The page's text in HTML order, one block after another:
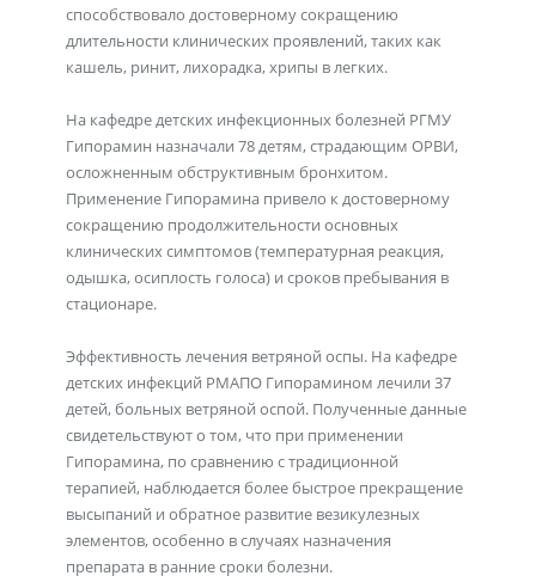
способствовало достоверному сокращению
длительности клинических проявлений, таких как
кашель, ринит, лихорадка, хрипы в легких.
На кафедре детских инфекционных болезней РГМУ
Гипорамин назначали 78 детям, страдающим ОРВИ,
осложненным обструктивным бронхитом.
Применение Гипорамина привело к достоверному
сокращению продолжительности основных
клинических симптомов (температурная реакция,
одышка, осиплость голоса) и сроков пребывания в
стационаре.
Эффективность лечения ветряной оспы. На кафедре
детских инфекций РМАПО Гипорамином лечили 37
детей, больных ветряной оспой. Полученные данные
свидетельствуют о том, что при применении
Гипорамина, по сравнению с традиционной
терапией, наблюдается более быстрое прекращение
высыпаний и обратное развитие везикулезных
элементов, особенно в случаях назначения
препарата в ранние сроки болезни.